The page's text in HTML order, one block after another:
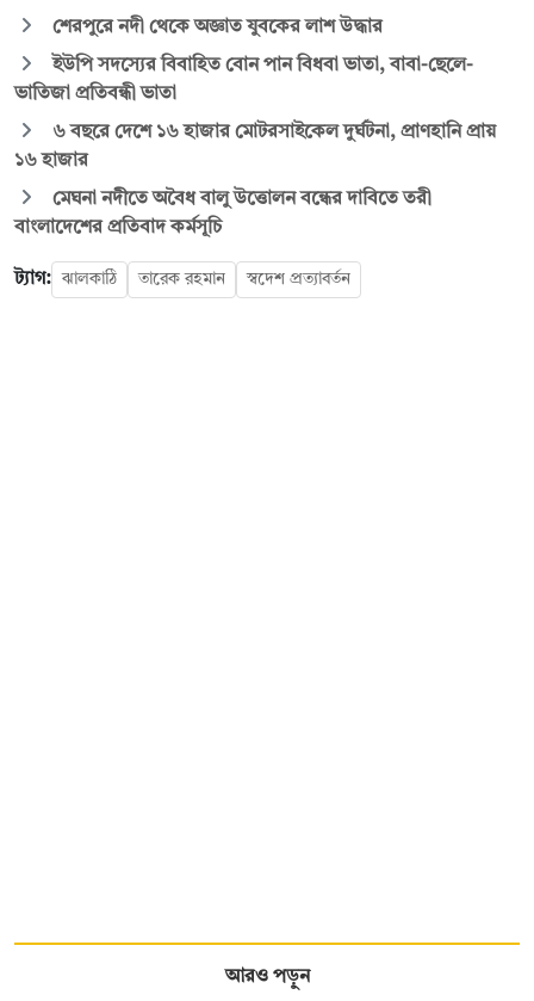
শেরপুরে নদী থেকে অজ্ঞাত যুবকের লাশ উদ্ধার
ইউপি সদস্যের বিবাহিত বোন পান বিধবা ভাতা, বাবা-ছেলে-
ভাতিজা প্রতিবন্ধী ভাতা
৬ বছরে দেশে ১৬ হাজার মোটরসাইকেল দুর্ঘটনা, প্রাণহানি প্রায়
১৬ হাজার
মেঘনা নদীতে অবৈধ বালু উত্তোলন বন্ধের দাবিতে তরী
বাংলাদেশের প্রতিবাদ কর্মসূচি
ট্যাগ: ঝালকাঠি তারেক রহমান স্বদেশ প্রত্যাবর্তন
আরও পড়ুন